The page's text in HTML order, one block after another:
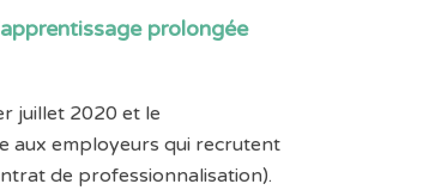
prolongée
juillet 2020 et le
aux employeurs qui recrutent
de professionnalisation).